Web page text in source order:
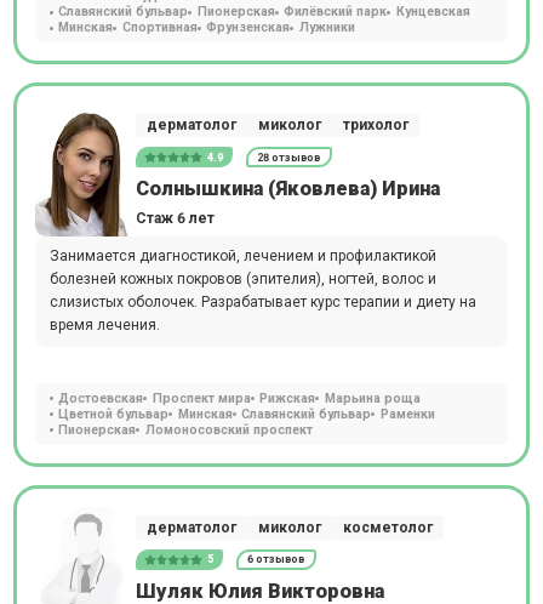
Славянский бульвар
Пионерская Филёвский парк
Кунцевская
Минская
Спортивная Фрунзенская Лужники
дерматолог миколог трихолог
4.9 28 отзывов
Солнышкина (Яковлева) Ирина
Стаж 6 лет
Занимается диагностикой, лечением и профилактикой
болезней кожных покровов (эпителия), ногтей, волос и
слизистых оболочек. Разрабатывает курс терапии и диету на
время лечения.
Достоевская Проспект мира Рижская
Марьина роща
Цветной бульвар
Минская Славянский бульвар
Раменки
Пионерская
Ломоносовский проспект
дерматолог миколог косметолог
5 6 отзывов
Шуляк Юлия Викторовна